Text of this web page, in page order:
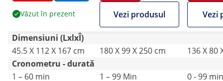
Văzut în prezent
lămpi - puls
Vezi produsul
-
cm -
- 230 V
Vezi
Dimensiuni (LxlxÎ)
45.5 X 112 X 167 cm
180 X 99 X 250 cm
136 X 80
Cronometru - durată
1 – 60 min
1 – 99 Min
0 - 99 min